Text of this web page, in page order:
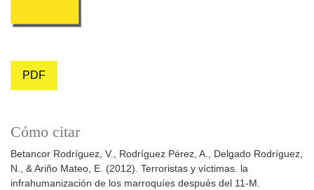
PDF
Cómo citar
Betancor Rodríguez, V., Rodríguez Pérez, A., Delgado Rodríguez,
N., & Ariño Mateo, E. (2012). Terroristas y víctimas. la
infrahumanización de los marroquíes después del 11-M.